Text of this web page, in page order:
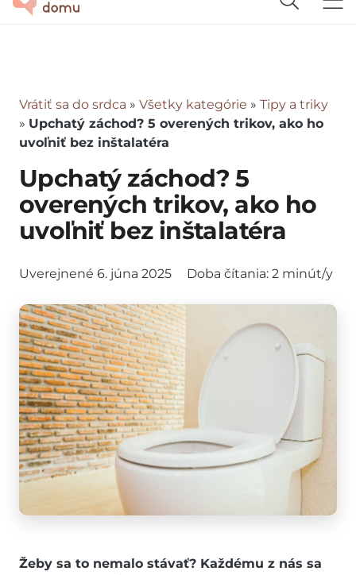
Vrátiť sa do srdca » Všetky kategórie » Tipy a triky
» Upchatý záchod? 5 overených trikov, ako ho
uvoľniť bez inštalatéra
Upchatý záchod? 5
overených trikov, ako ho
uvoľniť bez inštalatéra
Uverejnené 6. júna 2025 Doba čítania: 2 minút/y
Žeby sa to nemalo stávať? Každému z nás sa